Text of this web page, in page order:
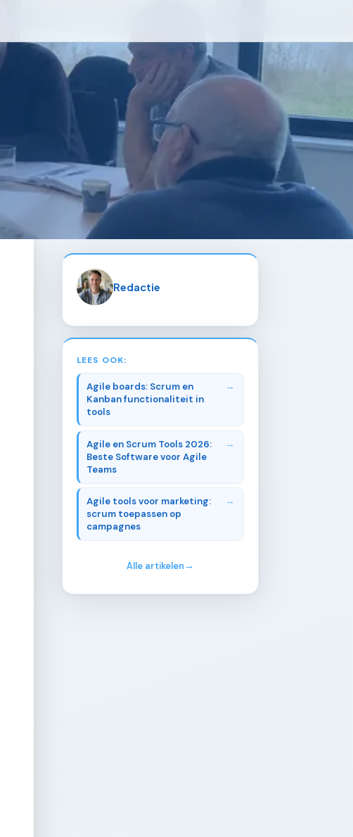
Redactie
LEES OOK:
Agile boards: Scrum en
Kanban functionaliteit in
tools
Agile en Scrum Tools 2026:
Beste Software voor Agile
Teams
Agile tools voor marketing:
scrum toepassen op
campagnes
Alle artikelen